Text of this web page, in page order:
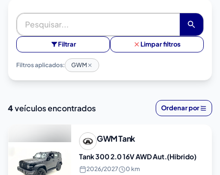
Filtrar Limpar filtros
Filtros aplicados: GWM
4veículos encontrados Ordenar por
GWMTank
Tank 300 2.0 16V AWD Aut.(Hibrido)
2026/2027 0 km